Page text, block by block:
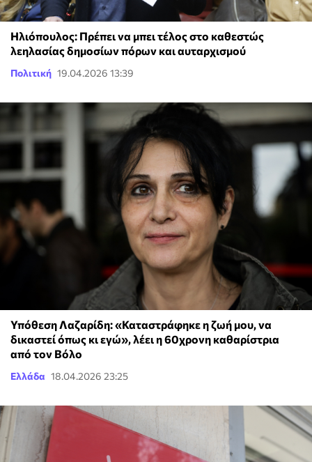
Ηλιόπουλος: Πρέπει να μπει τέλος στο καθεστώς
λεηλασίας δημοσίων πόρων και αυταρχισμού
Πολιτική 19.04.2026 13:39
Υπόθεση Λαζαρίδη: «Καταστράφηκε η ζωή μου, να
δικαστεί όπως κι εγώ», λέει η 60χρονη καθαρίστρια
από τον Βόλο
Ελλάδα 18.04.2026 23:25